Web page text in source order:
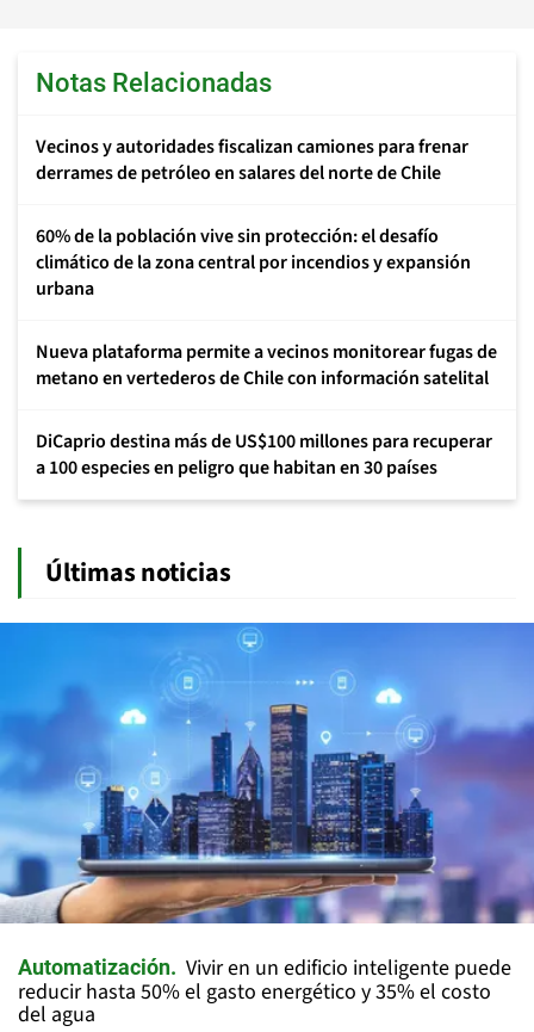
Notas Relacionadas
Vecinos y autoridades fiscalizan camiones para frenar
derrames de petróleo en salares del norte de Chile
60% de la población vive sin protección: el desafío
climático de la zona central por incendios y expansión
urbana
Nueva plataforma permite a vecinos monitorear fugas de
metano en vertederos de Chile con información satelital
DiCaprio destina más de US$100 millones para recuperar
a 100 especies en peligro que habitan en 30 países
Últimas noticias
Automatización
Vivir en un edificio inteligente puede
reducir hasta 50% el gasto energético y 35% el costo
del agua